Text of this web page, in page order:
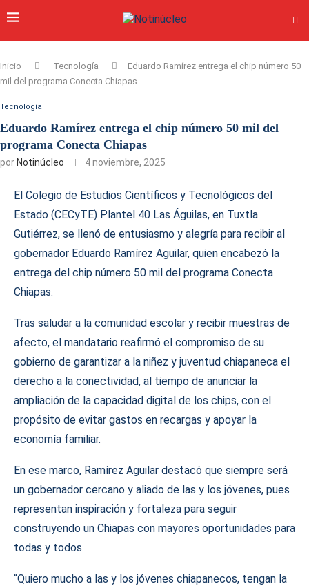
Inicio Tecnología
Eduardo Ramírez entrega el chip número 50
mil del programa Conecta Chiapas
Tecnología
Eduardo Ramírez entrega el chip número 50 mil del
programa Conecta Chiapas
por Notinúcleo 4 noviembre, 2025
El Colegio de Estudios Científicos y Tecnológicos del
Estado (CECyTE) Plantel 40 Las Águilas, en Tuxtla
Gutiérrez, se llenó de entusiasmo y alegría para recibir al
gobernador Eduardo Ramírez Aguilar, quien encabezó la
entrega del chip número 50 mil del programa Conecta
Chiapas.
Tras saludar a la comunidad escolar y recibir muestras de
afecto, el mandatario reafirmó el compromiso de su
gobierno de garantizar a la niñez y juventud chiapaneca el
derecho a la conectividad, al tiempo de anunciar la
ampliación de la capacidad digital de los chips, con el
propósito de evitar gastos en recargas y apoyar la
economía familiar.
En ese marco, Ramírez Aguilar destacó que siempre será
un gobernador cercano y aliado de las y los jóvenes, pues
representan inspiración y fortaleza para seguir
construyendo un Chiapas con mayores oportunidades para
todas y todos.
“Quiero mucho a las y los jóvenes chiapanecos, tengan la